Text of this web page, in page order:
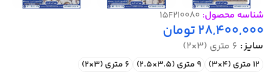
شناسه محصول: 15F210080
28,400,000تومان
سایز 6 متری (3×2)
12 متری (4×3) 9 متری (3.5×2.5) 6 متری (3×2)